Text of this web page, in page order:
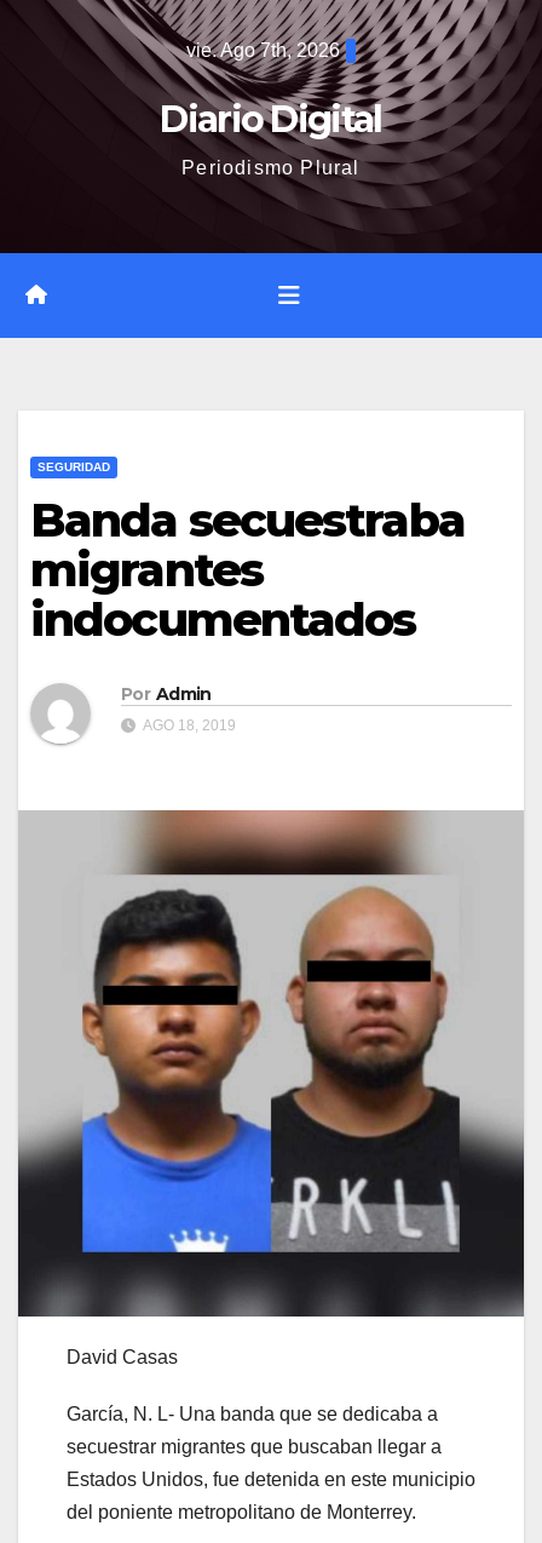
vie. Ago 7th, 2026
Diario Digital
Periodismo Plural
SEGURIDAD
Banda secuestraba
migrantes
indocumentados
Por Admin
AGO 18, 2019
David Casas
García, N. L- Una banda que se dedicaba a
secuestrar migrantes que buscaban llegar a
Estados Unidos, fue detenida en este municipio
del poniente metropolitano de Monterrey.